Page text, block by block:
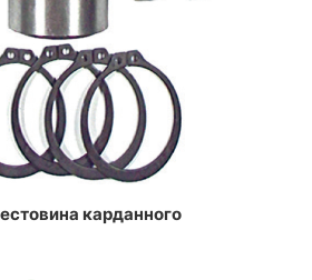
карданного